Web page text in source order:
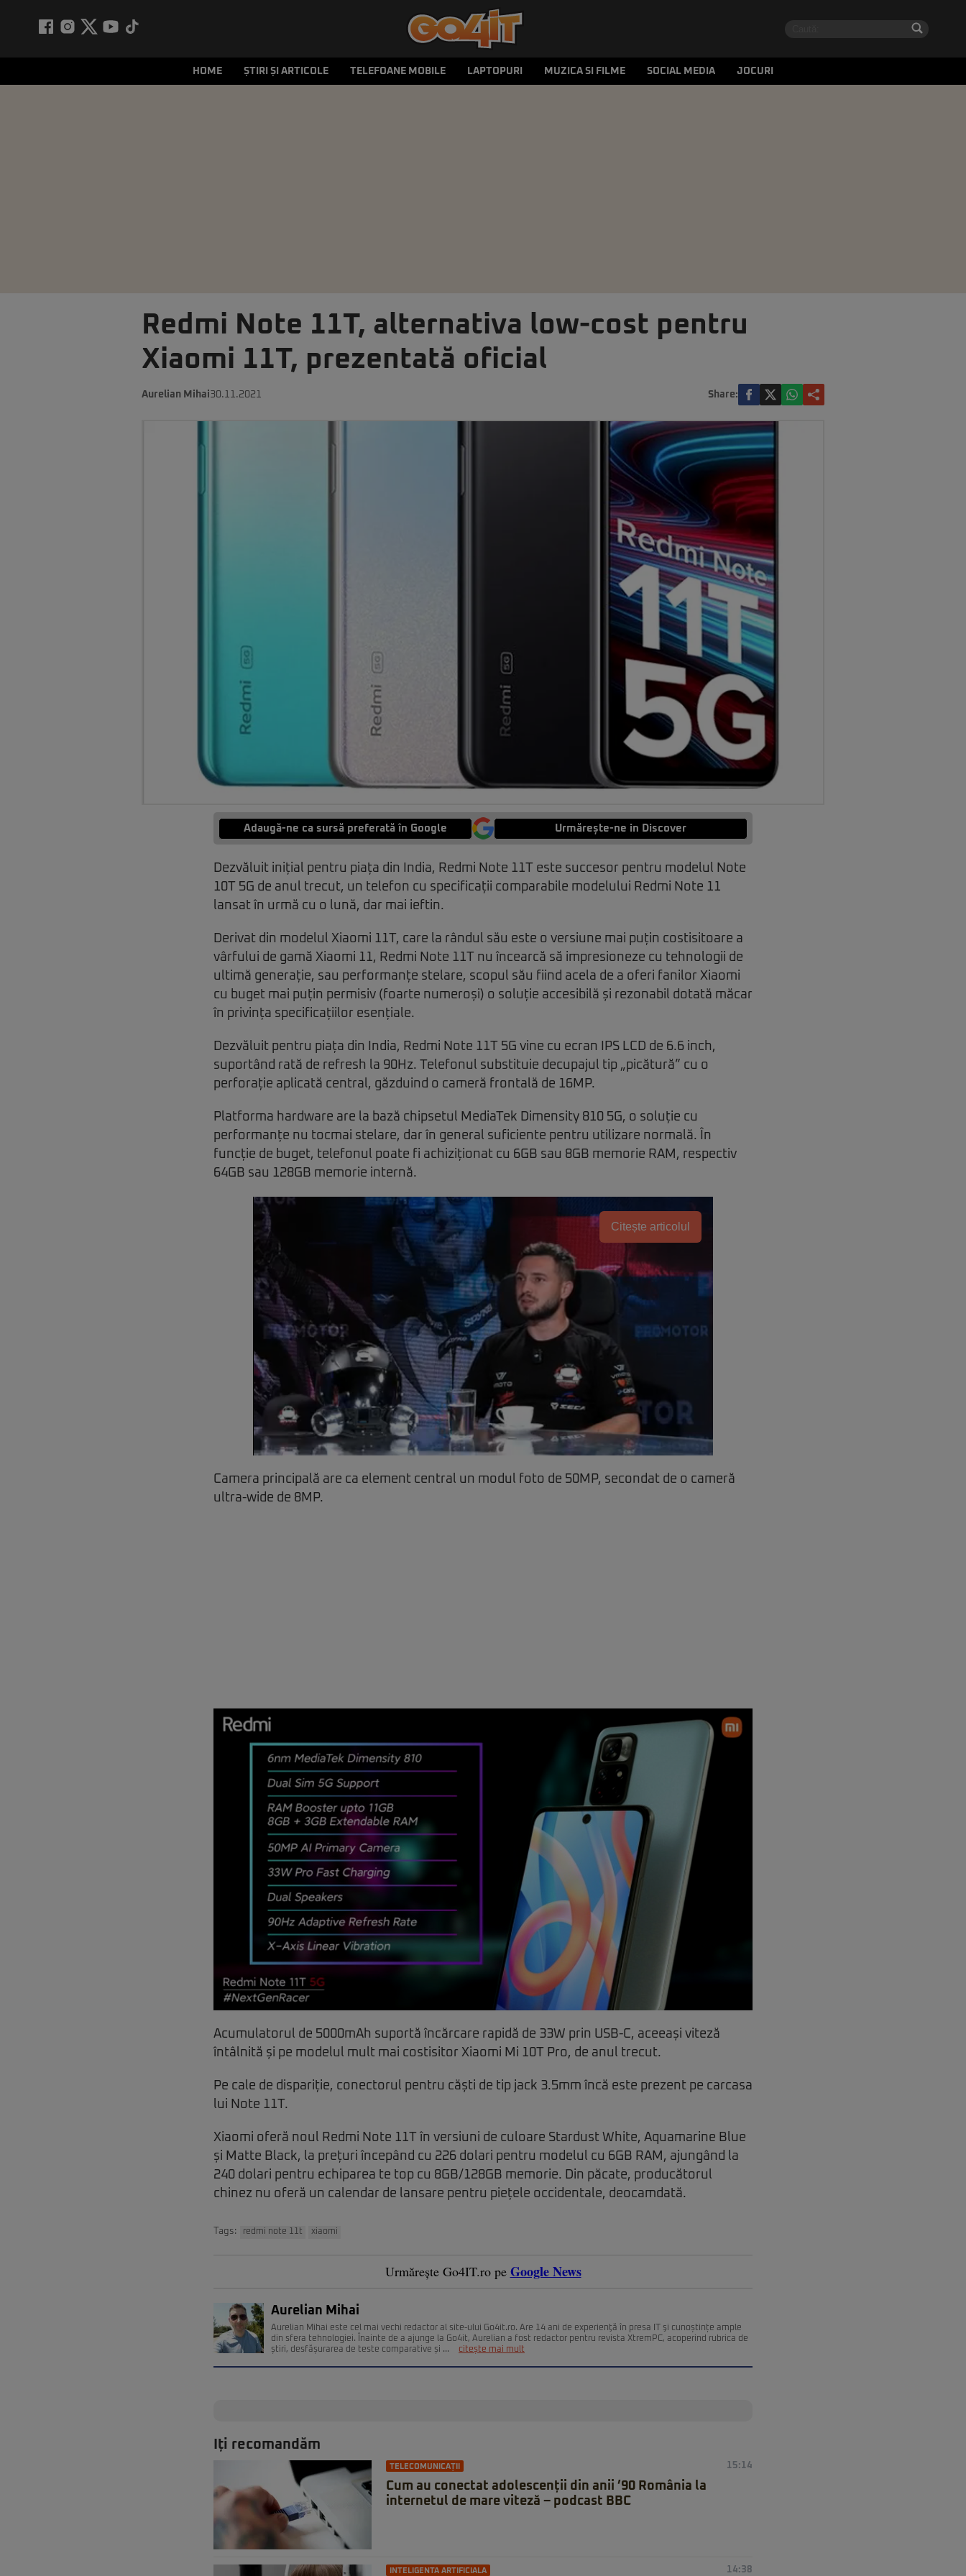
HOME ȘTIRI ȘI ARTICOLE TELEFOANE MOBILE LAPTOPURI MUZICA SI FILME SOCIAL MEDIA JOCURI
Redmi Note 11T, alternativa low-cost pentru
Xiaomi 11T, prezentată oficial
Aurelian Mihai30.11.2021 Share:
Adaugă-ne ca sursă preferată în Google Urmărește-ne in Discover
Dezvăluit inițial pentru piața din India, Redmi Note 11T este succesor pentru modelul Note
10T 5G de anul trecut, un telefon cu specificații comparabile modelului Redmi Note 11
lansat în urmă cu o lună, dar mai ieftin.
Derivat din modelul Xiaomi 11T, care la rândul său este o versiune mai puțin costisitoare a
vârfului de gamă Xiaomi 11, Redmi Note 11T nu încearcă să impresioneze cu tehnologii de
ultimă generație, sau performanțe stelare, scopul său fiind acela de a oferi fanilor Xiaomi
cu buget mai puțin permisiv (foarte numeroși) o soluție accesibilă și rezonabil dotată măcar
în privința specificațiilor esențiale.
Dezvăluit pentru piața din India, Redmi Note 11T 5G vine cu ecran IPS LCD de 6.6 inch,
suportând rată de refresh la 90Hz. Telefonul substituie decupajul tip „picătură” cu o
perforație aplicată central, găzduind o cameră frontală de 16MP.
Platforma hardware are la bază chipsetul MediaTek Dimensity 810 5G, o soluție cu
performanțe nu tocmai stelare, dar în general suficiente pentru utilizare normală. În
funcție de buget, telefonul poate fi achiziționat cu 6GB sau 8GB memorie RAM, respectiv
64GB sau 128GB memorie internă.
Citește articolul
Camera principală are ca element central un modul foto de 50MP, secondat de o cameră
ultra-wide de 8MP.
Acumulatorul de 5000mAh suportă încărcare rapidă de 33W prin USB-C, aceeași viteză
întâlnită și pe modelul mult mai costisitor Xiaomi Mi 10T Pro, de anul trecut.
Pe cale de dispariție, conectorul pentru căști de tip jack 3.5mm încă este prezent pe carcasa
lui Note 11T.
Xiaomi oferă noul Redmi Note 11T în versiuni de culoare Stardust White, Aquamarine Blue
și Matte Black, la prețuri începând cu 226 dolari pentru modelul cu 6GB RAM, ajungând la
240 dolari pentru echiparea te top cu 8GB/128GB memorie. Din păcate, producătorul
chinez nu oferă un calendar de lansare pentru piețele occidentale, deocamdată.
Tags: redmi note 11t xiaomi
Urmărește Go4IT.ro pe Google News
Aurelian Mihai
Aurelian Mihai este cel mai vechi redactor al site-ului Go4it.ro. Are 14 ani de experienţă în presa IT şi cunoștințe ample
din sfera tehnologiei. Înainte de a ajunge la Go4it, Aurelian a fost redactor pentru revista XtremPC, acoperind rubrica de
știri, desfășurarea de teste comparative și ...
citește mai mult
Iți recomandăm
TELECOMUNICAȚII 15:14
Cum au conectat adolescenții din anii ’90 România la
internetul de mare viteză – podcast BBC
INTELIGENTA ARTIFICIALA 14:38